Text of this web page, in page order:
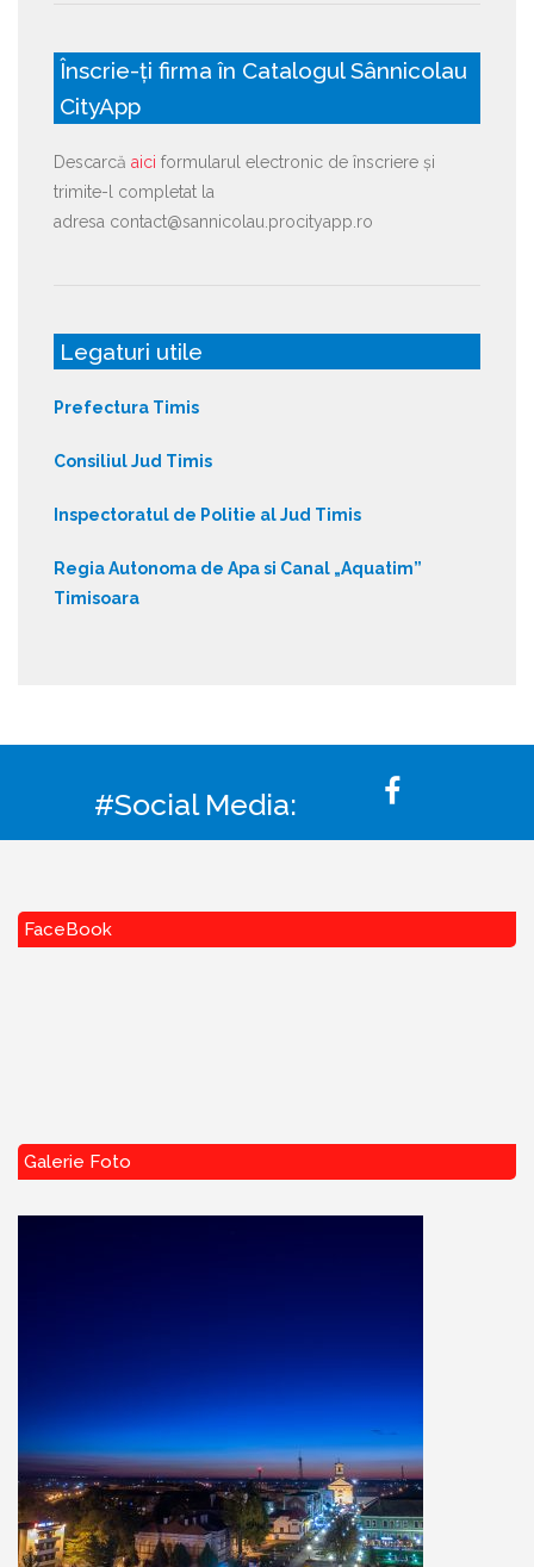
Înscrie-ți firma în Catalogul Sânnicolau
CityApp
Descarcă aici formularul electronic de înscriere și
trimite-l completat la
adresa contact@sannicolau.procityapp.ro
Legaturi utile
Prefectura Timis
Consiliul Jud Timis
Inspectoratul de Politie al Jud Timis
Regia Autonoma de Apa si Canal „Aquatim”
Timisoara
#Social Media:
FaceBook
Galerie Foto